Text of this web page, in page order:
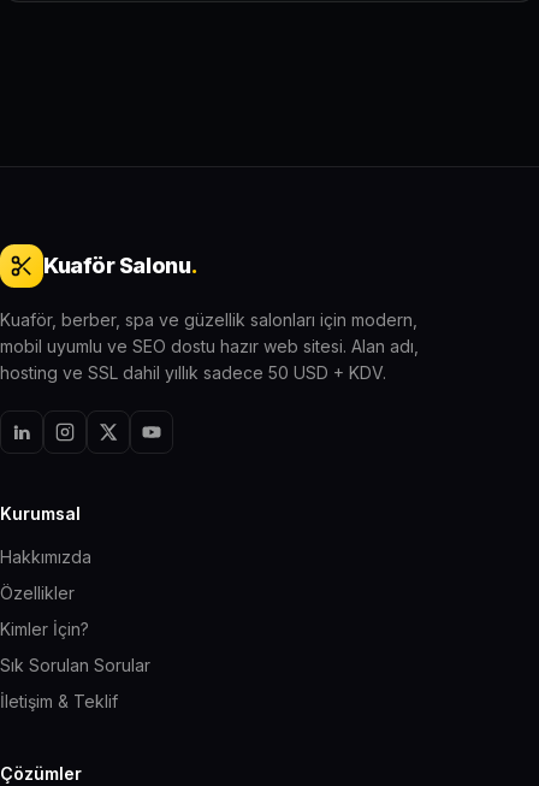
Kuaför Salonu.
Kuaför, berber, spa ve güzellik salonları için modern,
mobil uyumlu ve SEO dostu hazır web sitesi. Alan adı,
hosting ve SSL dahil yıllık sadece 50 USD + KDV.
Kurumsal
Hakkımızda
Özellikler
Kimler İçin?
Sık Sorulan Sorular
İletişim & Teklif
Çözümler